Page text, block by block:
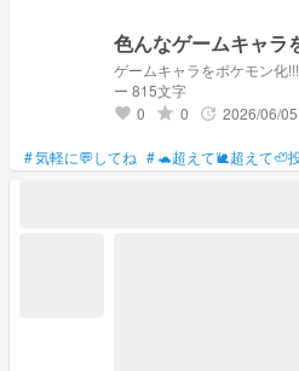
色んなゲームキャラ
ゲームキャラをポケモン化!!!
ー 815文字
favorite 0 grade 0 update 2026/06/05
#気軽に💬してね #🐢超えて🐌超えて🦥